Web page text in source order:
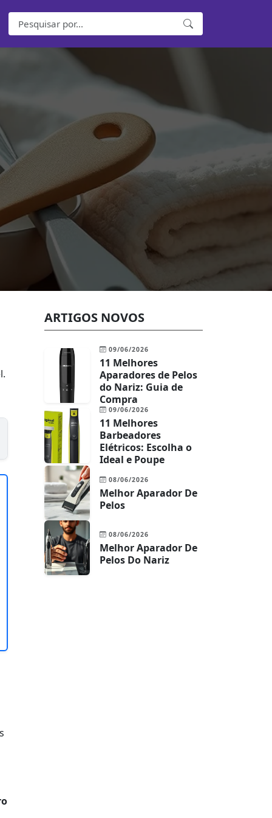
ARTIGOS NOVOS
09/06/2026
11 Melhores
Aparadores de Pelos
do Nariz: Guia de
Compra
09/06/2026
11 Melhores
Barbeadores
Elétricos: Escolha o
Ideal e Poupe
08/06/2026
Melhor Aparador De
Pelos
08/06/2026
Melhor Aparador De
Pelos Do Nariz